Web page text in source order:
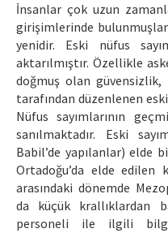
İnsanlar çok uzun
girişimlerinde
yenidir. Eski nüfus
aktarılmıştır. Özellikle
doğmuş olan
tarafından düzenlenen
Nüfus sayımlarının
sanılmaktadır. Eski
Babil’de yapılanlar) elde
Ortadoğu’da elde
arasındaki dönemde
da küçük krallıklardan
personeli ile ilgili